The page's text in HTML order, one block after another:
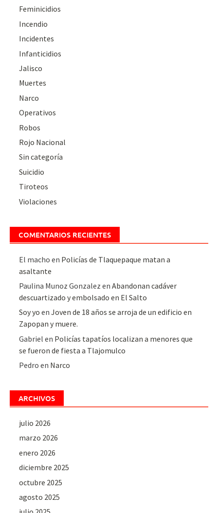
Feminicidios
Incendio
Incidentes
Infanticidios
Jalisco
Muertes
Narco
Operativos
Robos
Rojo Nacional
Sin categoría
Suicidio
Tiroteos
Violaciones
COMENTARIOS RECIENTES
El macho en Policías de Tlaquepaque matan a
asaltante
Paulina Munoz Gonzalez enAbandonan cadáver
descuartizado y embolsado en El Salto
Soy yo enJoven de 18 años se arroja de un edificio en
Zapopan y muere.
Gabriel en Policías tapatíos localizan a menores que
se fueron de fiesta a Tlajomulco
Pedro en Narco
ARCHIVOS
julio 2026
marzo 2026
enero 2026
diciembre 2025
octubre 2025
agosto 2025